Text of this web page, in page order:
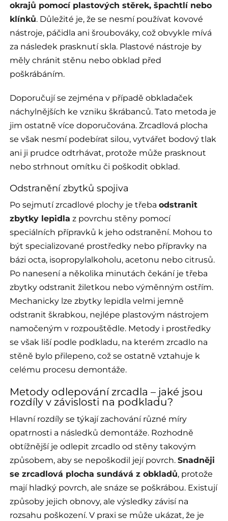
okrajů pomocí plastových stěrek, špachtlí nebo
klínků. Důležité je, že se nesmí používat kovové
nástroje, páčidla ani šroubováky, což obvykle mívá
za následek prasknutí skla. Plastové nástroje by
měly chránit stěnu nebo obklad před
poškrábáním.
Doporučují se zejména v případě obkladaček
náchylnějších ke vzniku škrábanců. Tato metoda je
jim ostatně více doporučována. Zrcadlová plocha
se však nesmí podebírat silou, vytvářet bodový tlak
ani ji prudce odtrhávat, protože může prasknout
nebo strhnout omítku či poškodit obklad.
Odstranění zbytků spojiva
Po sejmutí zrcadlové plochy je třebaodstranit
zbytky lepidla z povrchu stěny pomocí
speciálních přípravků k jeho odstranění. Mohou to
být specializované prostředky nebo přípravky na
bázi octa, isopropylalkoholu, acetonu nebo citrusů.
Po nanesení a několika minutách čekání je třeba
zbytky odstranit žiletkou nebo výměnným ostřím.
Mechanicky lze zbytky lepidla velmi jemně
odstranit škrabkou, nejlépe plastovým nástrojem
namočeným v rozpouštědle. Metody i prostředky
se však liší podle podkladu, na kterém zrcadlo na
stěně bylo přilepeno, což se ostatně vztahuje k
celému procesu demontáže.
Metody odlepování zrcadla – jaké jsou
rozdíly v závislosti na podkladu?
Hlavní rozdíly se týkají zachování různé míry
opatrnosti a následků demontáže. Rozhodně
obtížnější je odlepit zrcadlo od stěny takovým
způsobem, aby se nepoškodil její povrch.Snadněji
se zrcadlová plocha sundává z obkladů, protože
mají hladký povrch, ale snáze se poškrábou. Existují
způsoby jejich obnovy, ale výsledky závisí na
rozsahu poškození. V praxi se může ukázat, že je